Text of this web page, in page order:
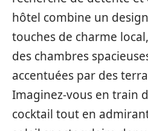
hôtel combine un
touches de charme
des chambres
accentuées par des
Imaginez-vous en train
cocktail tout en